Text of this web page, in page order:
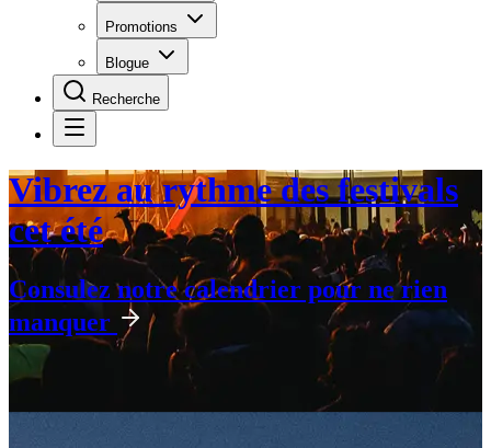
Promotions
Blogue
Recherche
Vibrez au rythme des festivals
cet été
Consulez notre calendrier pour ne rien
manquer